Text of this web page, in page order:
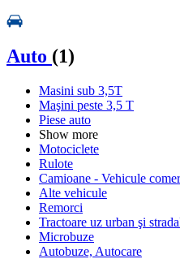
Auto (1)
Masini sub 3,5T
Maşini peste 3,5 T
Piese auto
Show more
Motociclete
Rulote
Camioane - Vehicule
Alte vehicule
Remorci
Tractoare uz urban şi
Microbuze
Autobuze, Autocare